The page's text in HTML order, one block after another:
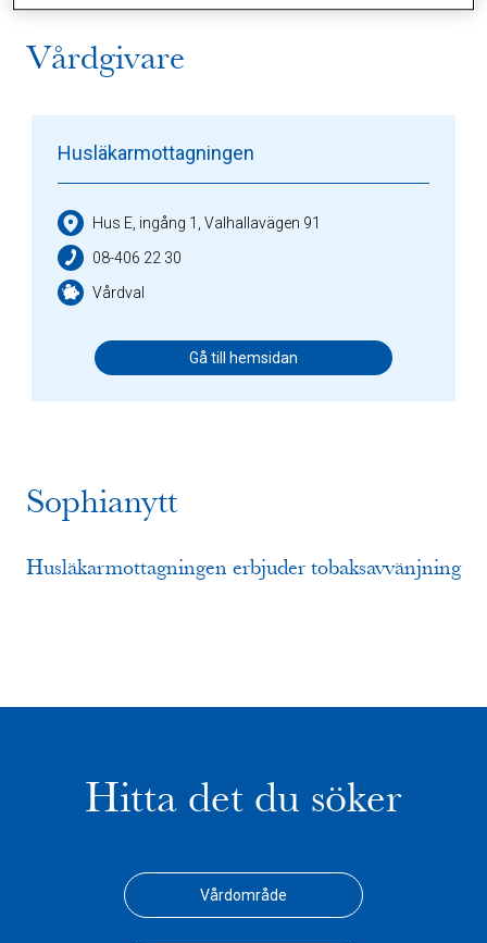
Vårdgivare
Husläkarmottagningen
Hus E, ingång 1, Valhallavägen 91
08-406 22 30
Vårdval
Gå till hemsidan
Sophianytt
Husläkarmottagningen erbjuder tobaksavvänjning
Hitta det du söker
Vårdområde